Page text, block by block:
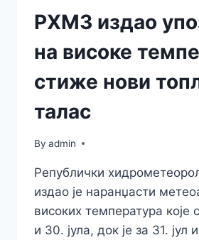
РХМЗ издао
на високе
стиже нови
талас
By admin
Републички
издао је наранџасти
високих температура које
и 30. јула, док је за 31. јул